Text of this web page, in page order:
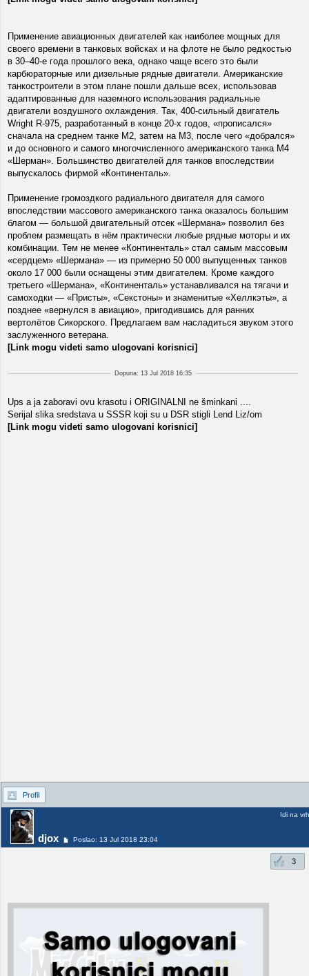
Применение авиационных двигателей как наиболее мощных для
своего времени в танковых войсках и на флоте не было редкостью
в 30–40-е года прошлого века, однако чаще всего это были
карбюраторные или дизельные рядные двигатели. Американские
танкостроители в этом плане пошли дальше всех, использовав
адаптированные для наземного использования радиальные
двигатели воздушного охлаждения. Так, 400-сильный двигатель
Wright R-975, разработанный в конце 20-х годов, «прописался»
сначала на среднем танке M2, затем на M3, после чего «добрался»
и до основного и самого многочисленного американского танка M4
«Шерман». Большинство двигателей для танков впоследствии
выпускалось фирмой «Континенталь».
Применение громоздкого радиального двигателя для самого
впоследствии массового американского танка оказалось большим
благом — большой двигательный отсек «Шермана» позволил без
проблем размещать в нём практически любые рядные моторы и их
комбинации. Тем не менее «Континенталь» стал самым массовым
«сердцем» «Шермана» — из примерно 50 000 выпущенных танков
около 17 000 были оснащены этим двигателем. Кроме каждого
третьего «Шермана», «Континенталь» устанавливался на тягачи и
самоходки — «Присты», «Секстоны» и знаменитые «Хеллкэты», а
позднее «вернулся в авиацию», пригодившись для ранних
вертолётов Сикорского. Предлагаем вам насладиться звуком этого
заслуженного ветерана.
[Link mogu videti samo ulogovani korisnici]
Dopuna: 13 Jul 2018 16:35
Ups a ja zaboravi ovu krasotu i ORIGINALNI ne šminkani ....
Serijal slika sredstava u SSSR koji su u DSR stigli Lend Liz/om
[Link mogu videti samo ulogovani korisnici]
Profil
djox Poslao: 13 Jul 2018 23:04
Idi na vrh
3